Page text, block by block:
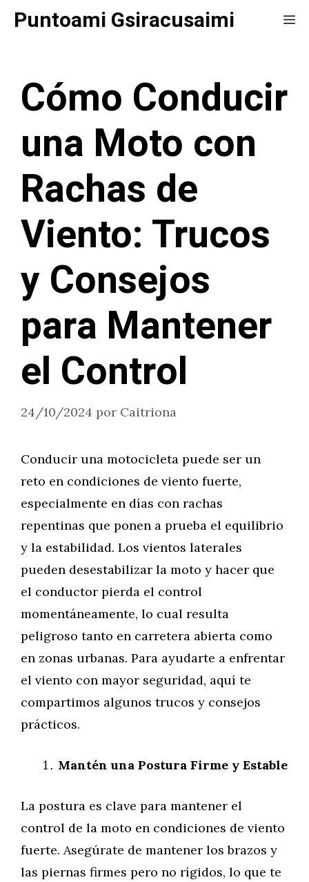
SaltarPuntoami Gsiracusaimi
Cómo Conducir
una Moto con
Rachas de
Viento: Trucos
y Consejos
para Mantener
el Control
24/10/2024 por Caitriona
Conducir una motocicleta puede ser un
reto en condiciones de viento fuerte,
especialmente en días con rachas
repentinas que ponen a prueba el equilibrio
y la estabilidad. Los vientos laterales
pueden desestabilizar la moto y hacer que
el conductor pierda el control
momentáneamente, lo cual resulta
peligroso tanto en carretera abierta como
en zonas urbanas. Para ayudarte a enfrentar
el viento con mayor seguridad, aquí te
compartimos algunos trucos y consejos
prácticos.
Mantén una Postura Firme y Estable
La postura es clave para mantener el
control de la moto en condiciones de viento
fuerte. Asegúrate de mantener los brazos y
las piernas firmes pero no rígidos, lo que te